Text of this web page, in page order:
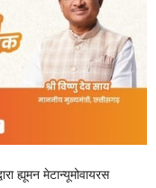
ह्यूमन मेटान्यूमोवायरस